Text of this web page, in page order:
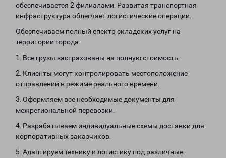
обеспечивается 2 филиалами. Развитая транспортная
инфраструктура облегчает логистические операции.
Обеспечиваем полный спектр складских услуг на
территории города.
1. Все грузы застрахованы на полную стоимость.
2. Клиенты могут контролировать местоположение
отправлений в режиме реального времени.
3. Оформляем все необходимые документы для
межрегиональной перевозки.
4. Разрабатываем индивидуальные схемы доставки для
корпоративных заказчиков.
5. Адаптируем технику и логистику под различные